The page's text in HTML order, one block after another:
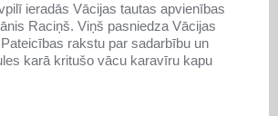
ieradās Vācijas tautas apvienības
Raciņš. Viņš pasniedza Vācijas
rakstu par sadarbību un
karā kritušo vācu karavīru kapu